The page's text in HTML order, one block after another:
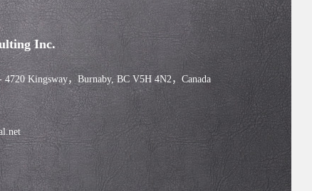
Inc.
Kingsway，Burnaby, BC V5H 4N2，Canada